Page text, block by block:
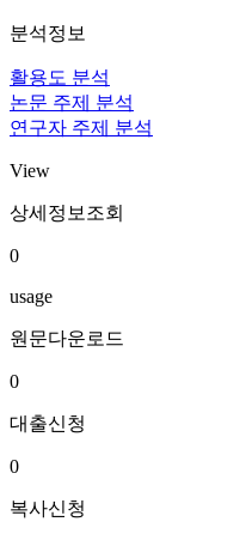
분석정보
활용도 분석
논문 주제 분석
연구자 주제 분석
View
상세정보조회
0
usage
원문다운로드
0
대출신청
0
복사신청